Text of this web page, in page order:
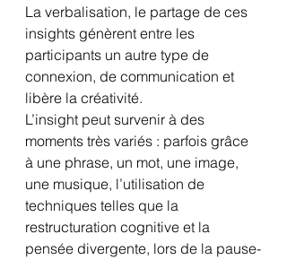
La verbalisation, le partage de ces
insights génèrent entre les
participants un autre type de
connexion, de communication et
libère la créativité.
L’insight peut survenir à des
moments très variés : parfois grâce
à une phrase, un mot, une image,
une musique, l’utilisation de
techniques telles que la
restructuration cognitive et la
pensée divergente, lors de la pause-